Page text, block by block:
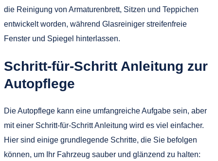
die Reinigung von Armaturenbrett, Sitzen und Teppichen
entwickelt worden, während Glasreiniger streifenfreie
Fenster und Spiegel hinterlassen.
Schritt-für-Schritt Anleitung zur
Autopflege
Die Autopflege kann eine umfangreiche Aufgabe sein, aber
mit einer Schritt-für-Schritt Anleitung wird es viel einfacher.
Hier sind einige grundlegende Schritte, die Sie befolgen
können, um Ihr Fahrzeug sauber und glänzend zu halten: